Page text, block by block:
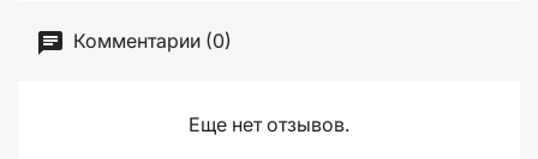
Комментарии (0)
Еще нет отзывов.